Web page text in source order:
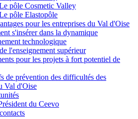
pôle Cosmetic Valley
pôle Elastopôle
pour les entreprises du Val d'Oise
s'insérer dans la dynamique
technologique
l'enseignement supérieur
pour les projets à fort potentiel de
de prévention des difficultés des
Val d'Oise
du Ceevo